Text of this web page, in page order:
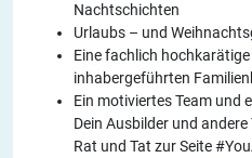
Nachtschichten
Urlaubs – und
Eine fachlich
inhabergeführten
Ein motiviertes Team und
Dein Ausbilder und
Rat und Tat zur Seite